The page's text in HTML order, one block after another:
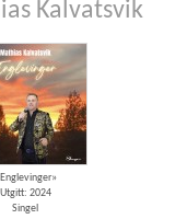
Kalvatsvik
Utgitt: 2024
Singel